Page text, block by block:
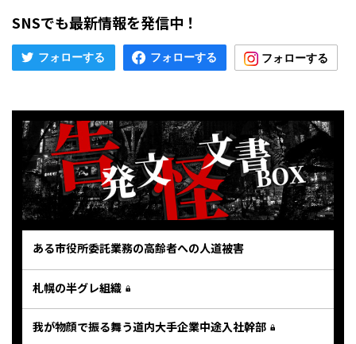
SNSでも最新情報を発信中！
ある市役所委託業務の高齢者への人道被害
札幌の半グレ組織
我が物顔で振る舞う道内大手企業中途入社幹部